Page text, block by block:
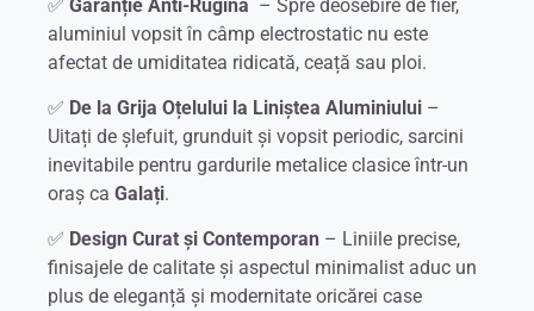
✅ Garanție Anti-Rugină – Spre deosebire de fier,
aluminiul vopsit în câmp electrostatic nu este
afectat de umiditatea ridicată, ceață sau ploi.
✅ De la Grija Oțelului la Liniștea Aluminiului –
Uitați de șlefuit, grunduit și vopsit periodic, sarcini
inevitabile pentru gardurile metalice clasice într-un
oraș ca Galați.
✅ Design Curat și Contemporan – Liniile precise,
finisajele de calitate și aspectul minimalist aduc un
plus de eleganță și modernitate oricărei case